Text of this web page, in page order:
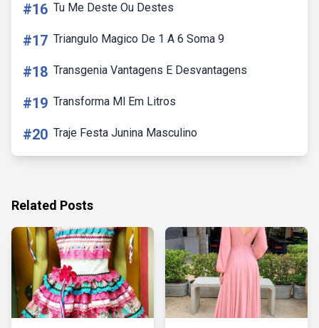
#16 Tu Me Deste Ou Destes
#17 Triangulo Magico De 1 A 6 Soma 9
#18 Transgenia Vantagens E Desvantagens
#19 Transforma Ml Em Litros
#20 Traje Festa Junina Masculino
Related Posts